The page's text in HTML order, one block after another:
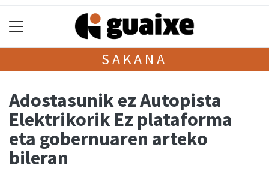
SAKANA
Adostasunik ez Autopista
Elektrikorik Ez plataforma
eta gobernuaren arteko
bileran